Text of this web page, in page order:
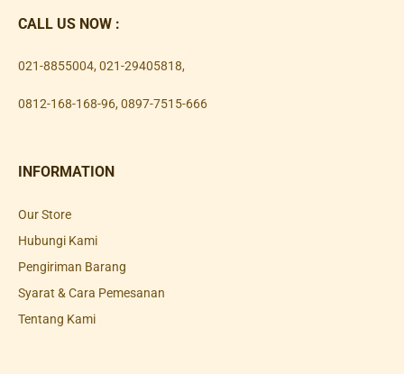
CALL US NOW :
021-8855004, 021-29405818,
0812-168-168-96, 0897-7515-666
INFORMATION
Our Store
Hubungi Kami
Pengiriman Barang
Syarat & Cara Pemesanan
Tentang Kami